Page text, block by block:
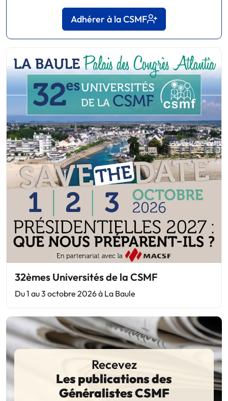
Adhérer à la CSMF
32èmes Universités de la CSMF
Du 1 au 3 octobre 2026 à La Baule
Recevez
Les publications des
Généralistes CSMF